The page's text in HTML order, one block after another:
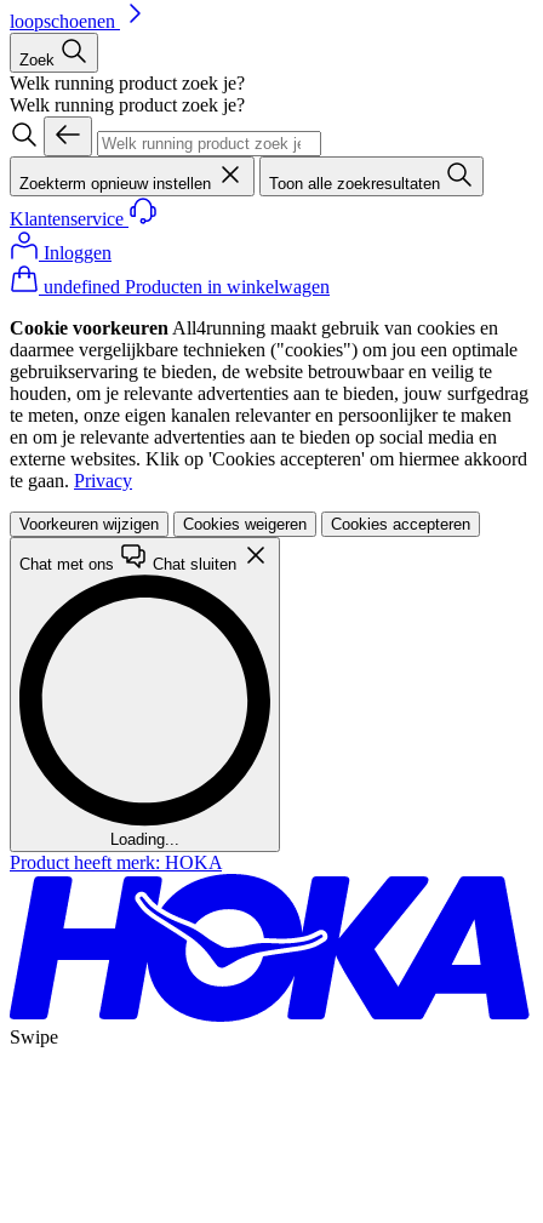
loopschoenen
Zoek
Welk running product zoek je?
Welk running product zoek je?
Zoekterm opnieuw instellen Toon alle zoekresultaten
Klantenservice
Inloggen
undefined Producten in winkelwagen
Cookie voorkeuren All4running maakt gebruik van cookies en
daarmee vergelijkbare technieken ("cookies") om jou een optimale
gebruikservaring te bieden, de website betrouwbaar en veilig te
houden, om je relevante advertenties aan te bieden, jouw surfgedrag
te meten, onze eigen kanalen relevanter en persoonlijker te maken
en om je relevante advertenties aan te bieden op social media en
externe websites. Klik op 'Cookies accepteren' om hiermee akkoord
te gaan. Privacy
Voorkeuren wijzigen Cookies weigeren Cookies accepteren
Chat met ons Chat sluiten
Loading...
Product heeft merk: HOKA
Swipe